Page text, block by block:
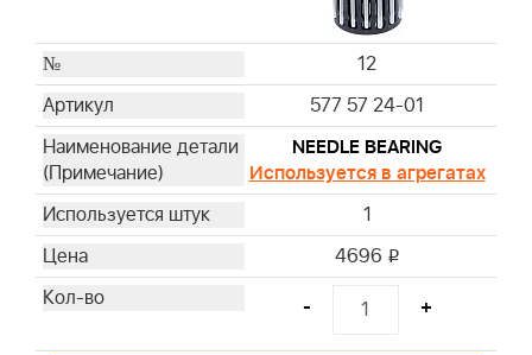
12
577 57 24-01
NEEDLE BEARING
Используется в агрегатах
1
4696 i
- +